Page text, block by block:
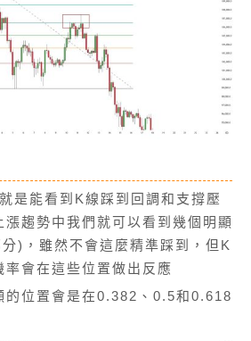
是能看到K線踩到回調和支撐壓
漲趨勢中我們就可以看到幾個明顯
)，雖然不會這麼精準踩到，但K
會在這些位置做出反應
的位置會是在0.382、0.5和0.618